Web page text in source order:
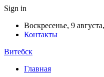
Sign in
Воскресенье, 9
Контакты
Витебск
Главная